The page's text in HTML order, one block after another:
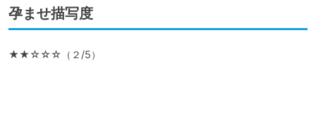
孕ませ描写度
★★☆☆☆（２/5）